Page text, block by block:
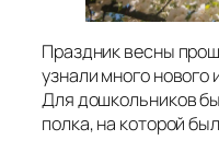
Праздник весны
узнали много нового
Для дошкольников
полка, на которой